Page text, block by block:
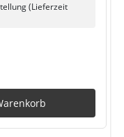
(Lieferzeit